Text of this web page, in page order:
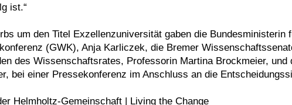
ist.“
um den Titel Exzellenzuniversität gaben die
(GWK), Anja Karliczek, die Bremer
des Wissenschaftsrates, Professorin Martina Brockmeier,
bei einer Pressekonferenz im Anschluss an die
Helmholtz-Gemeinschaft | Living the Change